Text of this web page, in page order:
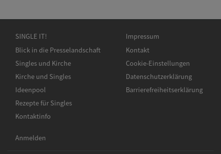
Hauptnavigation
SINGLE IT!
Blick in die Presselandschaft
Singles und Kirche
Kirche und Singles
Ideenpool
Rezepte für Singles
Kontaktinfo
Fußbereichsmenü
Impressum
Kontakt
Cookie-Einstellungen
Datenschutzerklärung
Barrierefreiheitserklärung
Benutzermenü
Anmelden